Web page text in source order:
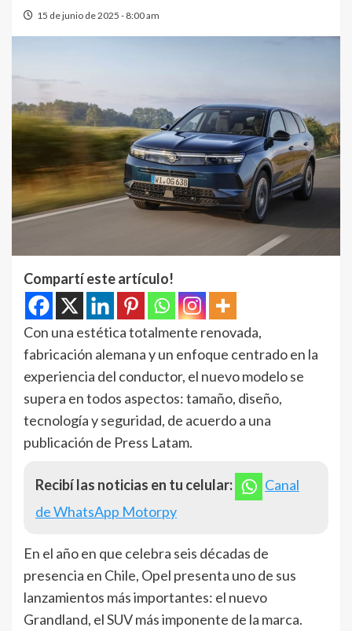
15 de junio de 2025 - 8:00 am
Compartí este artículo!
Con una estética totalmente renovada,
fabricación alemana y un enfoque centrado en la
experiencia del conductor, el nuevo modelo se
supera en todos aspectos: tamaño, diseño,
tecnología y seguridad, de acuerdo a una
publicación de Press Latam.
Recibí las noticias en tu celular:
Canal
de WhatsApp Motorpy
En el año en que celebra seis décadas de
presencia en Chile, Opel presenta uno de sus
lanzamientos más importantes: el nuevo
Grandland, el SUV más imponente de la marca.